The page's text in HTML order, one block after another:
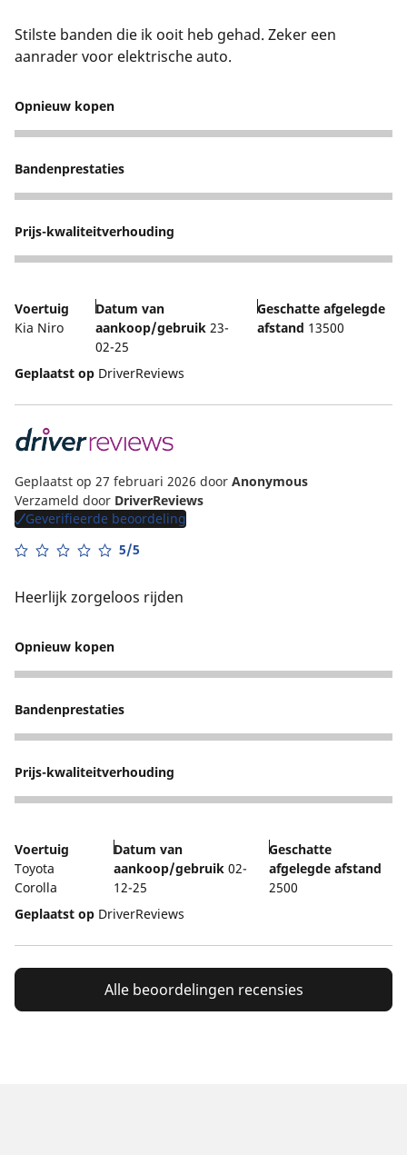
Stilste banden die ik ooit heb gehad. Zeker een
aanrader voor elektrische auto.
Opnieuw kopen
5
Bandenprestaties
4
Prijs-kwaliteitverhouding
5
Voertuig
Kia Niro
Datum van
aankoop/gebruik23-
02-25
Geschatte afgelegde
afstand 13500
Geplaatst op DriverReviews
Geplaatst op 27 februari 2026 door Anonymous
Verzameld door DriverReviews
Geverifieerde beoordeling
5/5
Heerlijk zorgeloos rijden
Opnieuw kopen
5
Bandenprestaties
5
Prijs-kwaliteitverhouding
5
Voertuig
Toyota
Corolla
Datum van
aankoop/gebruik 02-
12-25
Geschatte
afgelegde afstand
2500
Geplaatst op DriverReviews
Alle beoordelingen recensies